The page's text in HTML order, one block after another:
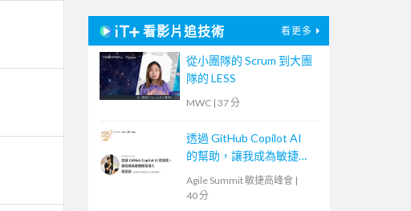
看影片追技術 看更多
從小團隊的 Scrum 到大團
隊的 LESS
MWC | 37 分
透過 GitHub Copilot AI
的幫助，讓我成為敏捷開
Agile Summit 敏捷高峰會 |
40 分